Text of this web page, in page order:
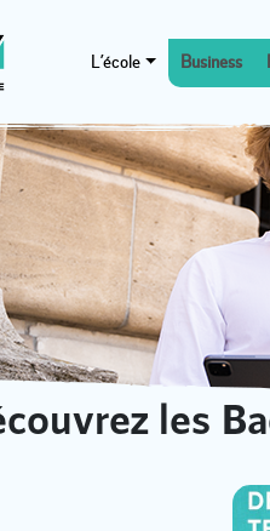
L’école Business
les